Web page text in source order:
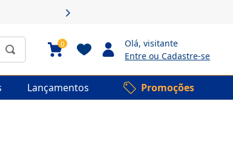
0 Olá, visitante
Entre ou Cadastre-se
Lançamentos Promoções